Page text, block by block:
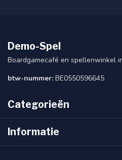
Demo-Spel
Boardgamecafé en spellenwinkel
btw-nummer: BE0550596645
Categorieën
Informatie